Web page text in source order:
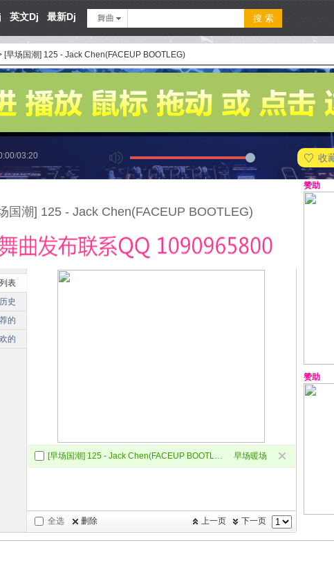
英文Dj 最新Dj 舞曲
[早场国潮] 125 - Jack Chen(FACEUP BOOTLEG)
收
/03:20
国潮] 125 - Jack Chen(FACEUP BOOTLEG)
表
史
的
的
[早场国潮] 125 - Jack Chen(FACEUP BOOTLEG) 早场暖场
全选 删除 下一页
上一页
赞助
赞助